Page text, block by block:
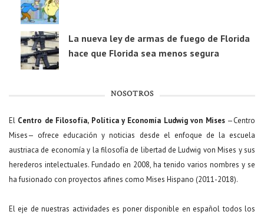
La nueva ley de armas de fuego de Florida
hace que Florida sea menos segura
NOSOTROS
El Centro de Filosofía, Política y Economía Ludwig von Mises—Centro
Mises— ofrece educación y noticias desde el enfoque de la escuela
austriaca de economía y la filosofía de libertad de Ludwig von Mises y sus
herederos intelectuales. Fundado en 2008, ha tenido varios nombres y se
ha fusionado con proyectos afines como Mises Hispano (2011-2018).
El eje de nuestras actividades es poner disponible en español todos los